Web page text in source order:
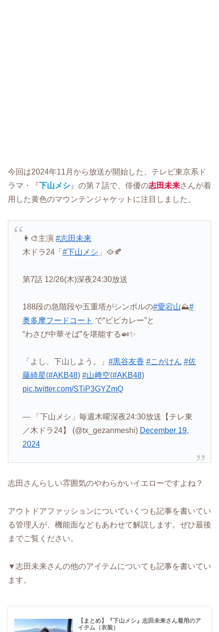
今回は2024年11月から放送が開始した、テレビ東京系ド
ラマ・『下山メシ 』の第７話で、俳優の志田未来さんが着
用した黄色のマウンテンジャケットに注目しました。
👩‍🎨主演 #志田未来
木ドラ24「 #下山メシ 」🥘🍂
第7話 12/26(木)深夜24:30放送
188段の急階段や五重塔がシンボルの#愛宕山⛰️#
奥多摩フードコート で“ビビカレー”と
“わさび中華そば”を堪能する🍛✨
「よし、下山しよう。」 #黒谷友香 #こがけん #佐
藤綺星(#AKB48) #山﨑空(#AKB48)
pic.twitter.com/STiP3GYZmQ
— 「下山メシ」毎週木曜深夜24:30放送【テレ東
／木ドラ24】 (@tx_gezanmeshi) December 19,
2024
志田さんらしい雰囲気のやわらかいイエローですよね？
アウトドアファッションについていくつも記事を書いてい
る管理人が、機能面などもあわせて解説します。ぜひ最後
までご覧ください。
▼志田未来さんの他のアイテムについても記事を書いてい
ます。
【まとめ】『下山メシ』志田未来さん着用のア
イテム（衣装）